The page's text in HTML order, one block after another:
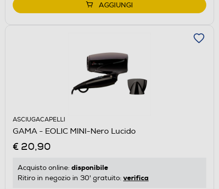
AGGIUNGI
ASCIUGACAPELLI
GAMA - EOLIC MINI-Nero Lucido
€ 20,90
Acquisto online: disponibile
Ritiro in negozio in 30' gratuito: verifica